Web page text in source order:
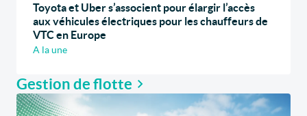
Toyota et Uber s’associent pour élargir l’accès
aux véhicules électriques pour les chauffeurs de
VTC en Europe
A la une
Gestion de flotte